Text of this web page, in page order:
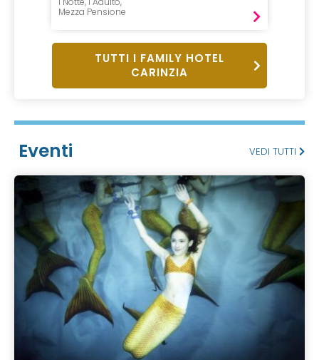
Mezza Pensione
TUTTI I FAMILY HOTEL
CARINZIA
Eventi VEDI TUTTI